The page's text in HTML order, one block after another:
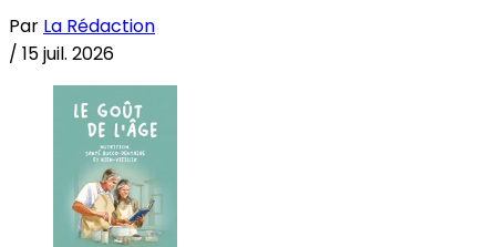
Par La Rédaction
/ 15 juil. 2026